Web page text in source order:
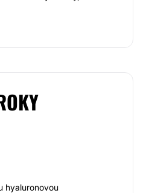
akutních stavů, což je
při provádění
i ultrazvukem, který se
estetické medicíny.
parametrů i
při aplikaci léčiv pro
hyaluronovou